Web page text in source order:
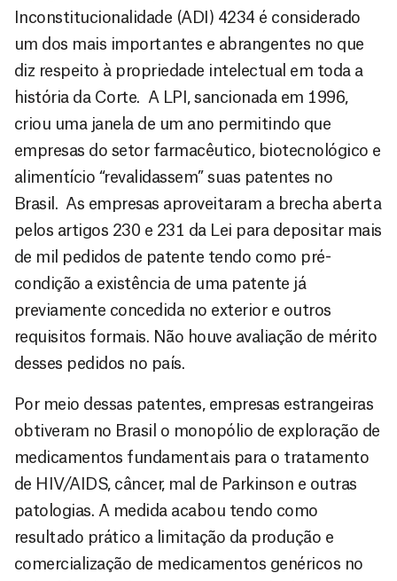
Inconstitucionalidade (ADI) 4234 é considerado
um dos mais importantes e abrangentes no que
diz respeito à propriedade intelectual em toda a
história da Corte. A LPI, sancionada em 1996,
criou uma janela de um ano permitindo que
empresas do setor farmacêutico, biotecnológico e
alimentício “revalidassem” suas patentes no
Brasil. As empresas aproveitaram a brecha aberta
pelos artigos 230 e 231 da Lei para depositar mais
de mil pedidos de patente tendo como pré-
condição a existência de uma patente já
previamente concedida no exterior e outros
requisitos formais. Não houve avaliação de mérito
desses pedidos no país.
Por meio dessas patentes, empresas estrangeiras
obtiveram no Brasil o monopólio de exploração de
medicamentos fundamentais para o tratamento
de HIV/AIDS, câncer, mal de Parkinson e outras
patologias. A medida acabou tendo como
resultado prático a limitação da produção e
comercialização de medicamentos genéricos no